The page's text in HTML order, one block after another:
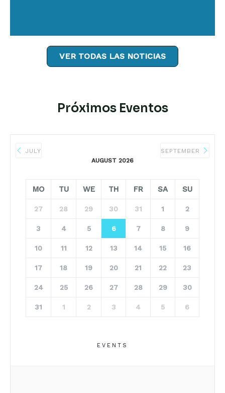
VER TODAS LAS NOTICIAS
Próximos Eventos
JULY
AUGUST 2026
SEPTEMBER
MO TU WE TH FR SA SU
27 28 29 30 31 1 2
3 4 5 6 7 8 9
10 11 12 13 14 15 16
17 18 19 20 21 22 23
24 25 26 27 28 29 30
31 1 2 3 4 5 6
EVENTS